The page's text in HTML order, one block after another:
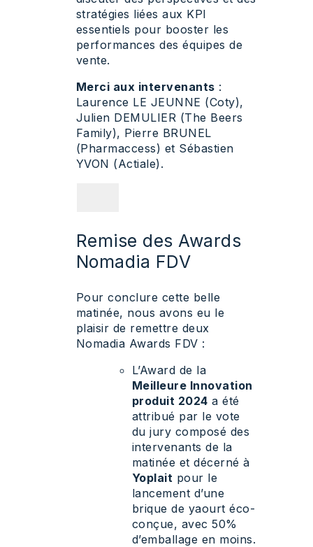
stratégies liées aux KPI
essentiels pour booster les
performances des équipes de
vente.
Merci aux intervenants :
Laurence LE JEUNNE (Coty),
Julien DEMULIER (The Beers
Family), Pierre BRUNEL
(Pharmaccess) et Sébastien
YVON (Actiale).
Remise des Awards
Nomadia FDV
Pour conclure cette belle
matinée, nous avons eu le
plaisir de remettre deux
Nomadia Awards FDV :
L’Award de la
Meilleure Innovation
produit 2024 a été
attribué par le vote
du jury composé des
intervenants de la
matinée et décerné à
Yoplait pour le
lancement d’une
brique de yaourt éco-
conçue, avec 50%
d’emballage en moins.